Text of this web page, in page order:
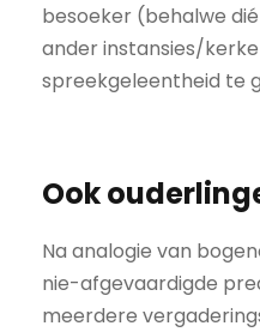
besoeker (behalwe
ander instansies/
spreekgeleentheid te
Ook
Na analogie van
nie-afgevaardigde
meerdere